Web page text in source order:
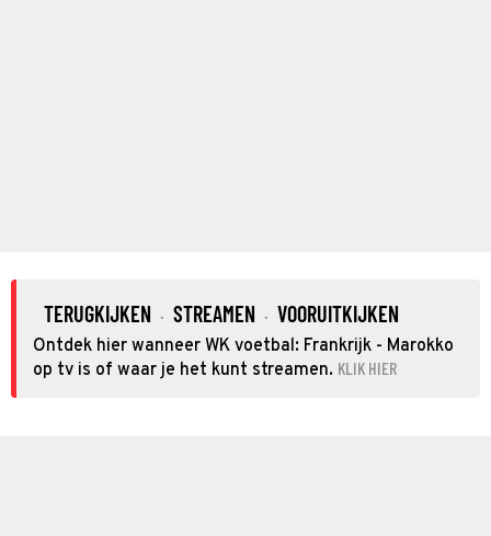
TERUGKIJKEN · STREAMEN · VOORUITKIJKEN
Ontdek hier wanneer WK voetbal: Frankrijk - Marokko
op tv is of waar je het kunt streamen. KLIK HIER